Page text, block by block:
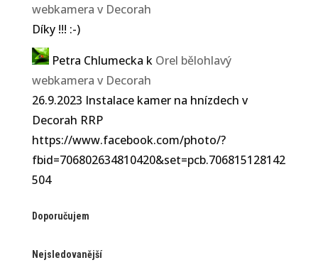
webkamera v Decorah
Díky !!! :-)
Petra Chlumecka k Orel bělohlavý
webkamera v Decorah
26.9.2023 Instalace kamer na hnízdech v
Decorah RRP
https://www.facebook.com/photo/?
fbid=706802634810420&set=pcb.706815128142
504
Doporučujem
Nejsledovanější